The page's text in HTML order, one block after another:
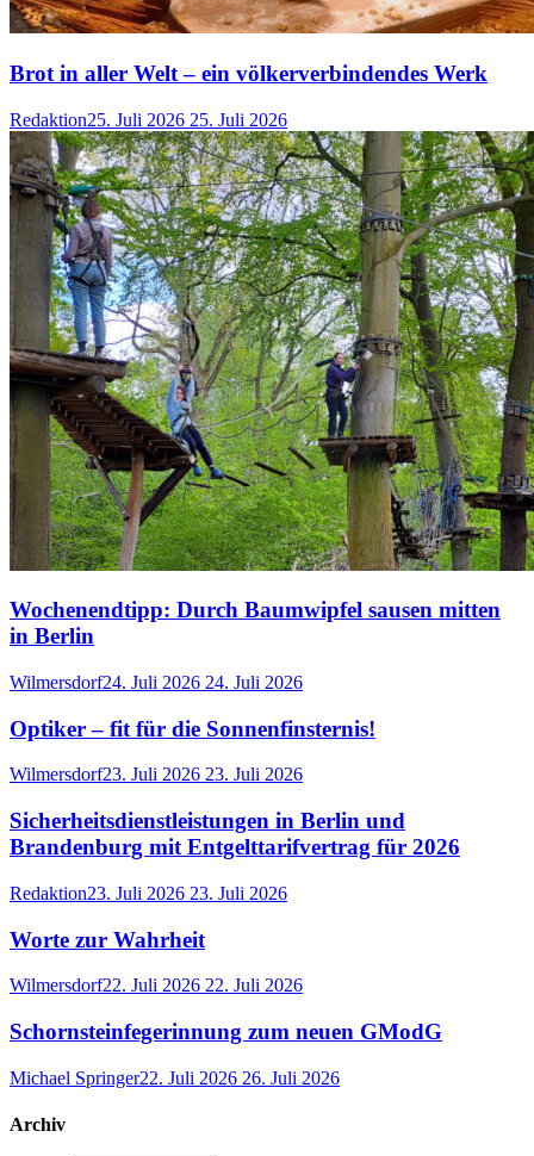
Brot in aller Welt – ein völkerverbindendes Werk
Redaktion25. Juli 2026 25. Juli 2026
Wochenendtipp: Durch Baumwipfel sausen mitten
in Berlin
Wilmersdorf24. Juli 2026 24. Juli 2026
Optiker – fit für die Sonnenfinsternis!
Wilmersdorf23. Juli 2026 23. Juli 2026
Sicherheitsdienstleistungen in Berlin und
Brandenburg mit Entgelttarifvertrag für 2026
Redaktion23. Juli 2026 23. Juli 2026
Worte zur Wahrheit
Wilmersdorf22. Juli 2026 22. Juli 2026
Schornsteinfegerinnung zum neuen GModG
Michael Springer22. Juli 2026 26. Juli 2026
Archiv